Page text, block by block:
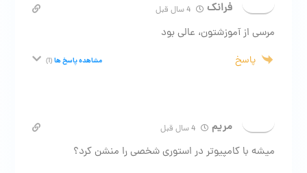
فرانک
مرسی از آموزشتون، عالی بود
پاسخ مشاهده پاسخ ها(1)
مریم
میشه با کامپیوتر در استوری شخصی را منشن کرد؟